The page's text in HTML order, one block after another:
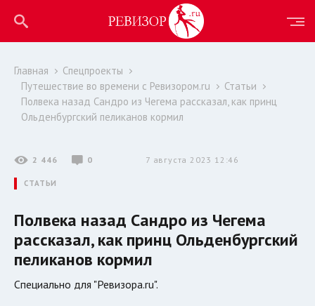
Главная
Спецпроекты
Путешествие во времени с Ревизором.ru
Статьи
Полвека назад Сандро из Чегема рассказал, как принц
Ольденбургский пеликанов кормил
2 446 0 7 августа 2023 12:46
СТАТЬИ
Полвека назад Сандро из Чегема
рассказал, как принц Ольденбургский
пеликанов кормил
Специально для "Ревизора.ru".